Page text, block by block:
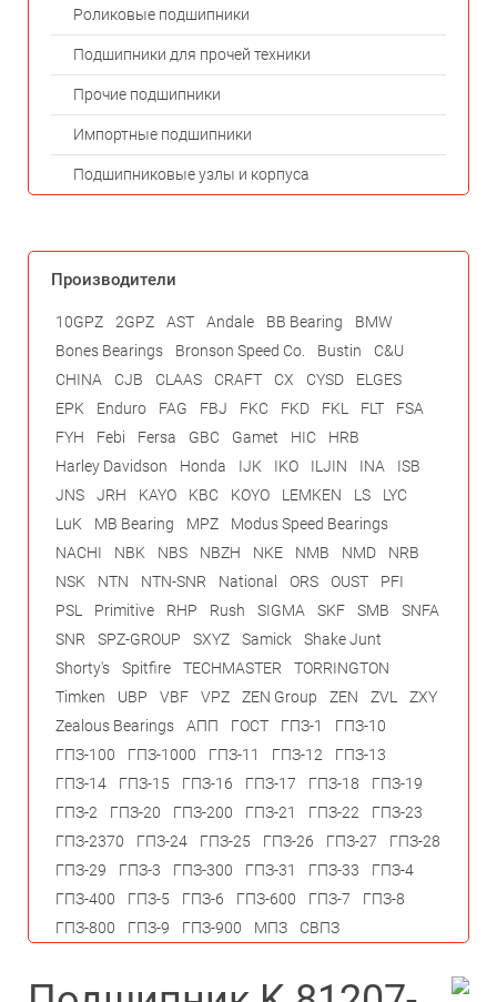
Роликовые подшипники
Подшипники для прочей техники
Прочие подшипники
Импортные подшипники
Подшипниковые узлы и корпуса
Производители
10GPZ 2GPZ AST Andale BB Bearing
BMW
Bones Bearings
Bronson Speed Co. Bustin
C&U
CHINA
CJB CLAAS CRAFT CX CYSD
ELGES
EPK
Enduro FAG FBJ FKC FKD FKL FLT
FSA
FYH
Febi Fersa GBC Gamet HIC
HRB
Harley Davidson
Honda IJK IKO ILJIN INA
ISB
JNS
JRH KAYO KBC KOYO LEMKEN LS
LYC
LuK
MB Bearing MPZ
Modus Speed Bearings
NACHI
NBK NBS NBZH NKE NMB NMD
NRB
NSK
NTN NTN-SNR National ORS OUST
PFI
PSL
Primitive RHP Rush SIGMA SKF SMB
SNFA
SNR
SPZ-GROUP SXYZ Samick
Shake Junt
Shorty's
Spitfire TECHMASTER
TORRINGTON
Timken
UBP VBF VPZ ZEN Group ZEN ZVL
ZXY
Zealous Bearings
АПП ГОСТ ГПЗ-1
ГПЗ-10
ГПЗ-100
ГПЗ-1000 ГПЗ-11 ГПЗ-12
ГПЗ-13
ГПЗ-14
ГПЗ-15 ГПЗ-16 ГПЗ-17 ГПЗ-18
ГПЗ-19
ГПЗ-2
ГПЗ-20 ГПЗ-200 ГПЗ-21 ГПЗ-22
ГПЗ-23
ГПЗ-2370
ГПЗ-24 ГПЗ-25 ГПЗ-26 ГПЗ-27
ГПЗ-28
ГПЗ-29
ГПЗ-3 ГПЗ-300 ГПЗ-31 ГПЗ-33
ГПЗ-4
ГПЗ-400
ГПЗ-5 ГПЗ-6 ГПЗ-600 ГПЗ-7
ГПЗ-8
ГПЗ-800
ГПЗ-9 ГПЗ-900 МПЗ СВПЗ